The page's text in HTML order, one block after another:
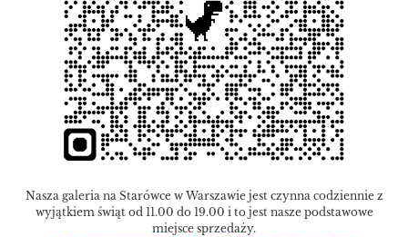
Nasza galeria na Starówce w Warszawie jest czynna codziennie z
wyjątkiem świąt od 11.00 do 19.00 i to jest nasze podstawowe
miejsce sprzedaży.